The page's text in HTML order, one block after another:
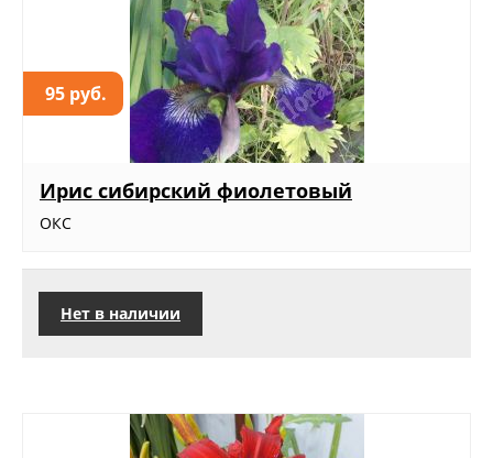
95 руб.
Ирис сибирский фиолетовый
ОКС
Нет в наличии